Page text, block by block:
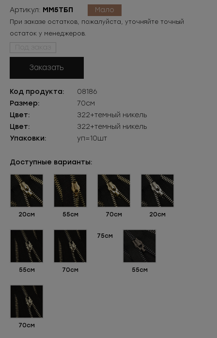
Артикул: ММ5ТБП Мало
При заказе остатков, пожалуйста, уточняйте точный
остаток у менеджеров.
Под заказ
Заказать
Код продукта:
08186
Размер:
70см
Цвет:
322+темный никель
Цвет:
322+темный никель
Упаковки:
уп=10шт
Доступные варианты:
20см 55см 70см 20см
55см 70см
75см
55см
70см